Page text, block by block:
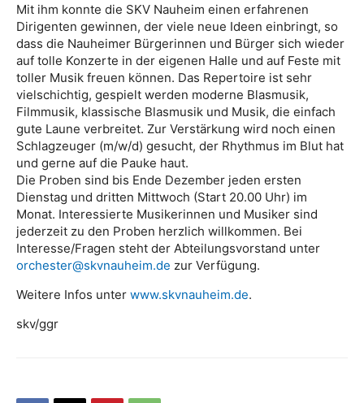
Mit ihm konnte die SKV Nauheim einen erfahrenen
Dirigenten gewinnen, der viele neue Ideen einbringt, so
dass die Nauheimer Bürgerinnen und Bürger sich wieder
auf tolle Konzerte in der eigenen Halle und auf Feste mit
toller Musik freuen können. Das Repertoire ist sehr
vielschichtig, gespielt werden moderne Blasmusik,
Filmmusik, klassische Blasmusik und Musik, die einfach
gute Laune verbreitet. Zur Verstärkung wird noch einen
Schlagzeuger (m/w/d) gesucht, der Rhythmus im Blut hat
und gerne auf die Pauke haut.
Die Proben sind bis Ende Dezember jeden ersten
Dienstag und dritten Mittwoch (Start 20.00 Uhr) im
Monat. Interessierte Musikerinnen und Musiker sind
jederzeit zu den Proben herzlich willkommen. Bei
Interesse/Fragen steht der Abteilungsvorstand unter
orchester@skvnauheim.de zur Verfügung.
Weitere Infos unter www.skvnauheim.de.
skv/ggr